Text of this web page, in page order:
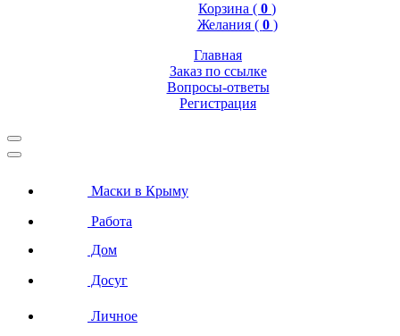
Корзина ( 0 )
Желания ( 0 )
Главная
Заказ по ссылке
Вопросы-ответы
Регистрация
Маски в Крыму
Работа
Дом
Досуг
Личное